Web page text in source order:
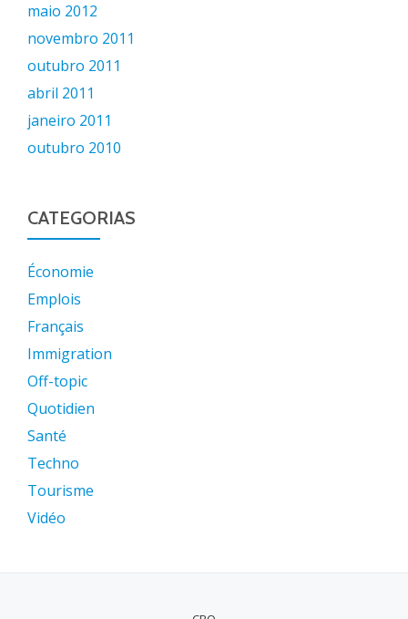
maio 2012
novembro 2011
outubro 2011
abril 2011
janeiro 2011
outubro 2010
CATEGORIAS
Économie
Emplois
Français
Immigration
Off-topic
Quotidien
Santé
Techno
Tourisme
Vidéo